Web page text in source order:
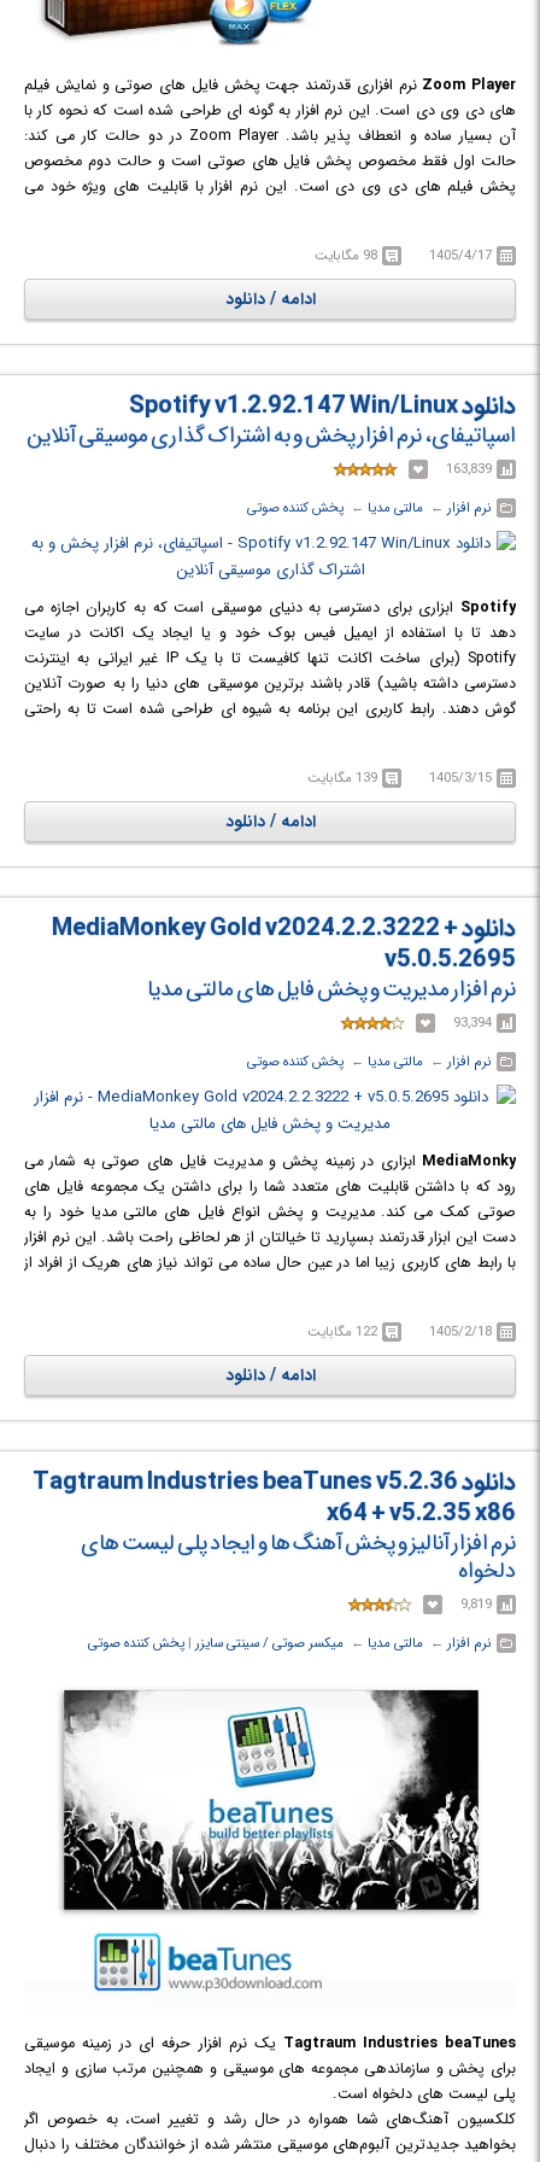
Zoom Player نرم افزاری قدرتمند جهت پخش فایل های صوتی و نمایش فیلم
های دی وی دی است. این نرم افزار به گونه ای طراحی شده است که نحوه کار با
آن بسیار ساده و انعطاف پذیر باشد. Zoom Player در دو حالت کار می کند:
حالت اول فقط مخصوص پخش فایل های صوتی است و حالت دوم مخصوص
پخش فیلم های دی وی دی است. این نرم افزار با قابلیت های ویژه خود می
این نرم افزار تقریباً از تمامی فرمت های رایج صوتی و تصویری پشتیبانی می کند:
AVI, Matroska (MKV), QuickTime (MOV), Cellphone 3GPP (3GP), Flash
(SWF), RealMedia (RA/RM/RMVB/RAM), Windows Media Format
(ASF/WMV/WMA including DRM with WMV Professional version), OGG
(DIVX/XVID/ISO), VP3-VP6, MPEG Layer 3 (MP3), Vorbis Audio (OGG),
Dolby Digital (AC3), Advanced Audio Coding (AAC), MusePack Audio
(MPC), FLAC Audio (FLAC), OptimFROG Audio, Monkey Audio (APE),
Wave Audio (WAV), CD-Audio
1405/4/17 98 مگابایت
ادامه / دانلود
دانلود Spotify v1.2.92.147 Win/Linux
اسپاتیفای، نرم افزار پخش و به اشتراک گذاری موسیقی آنلاین
163,839
نرم افزار ← ‏ مالتی مدیا ← ‏ پخش کننده صوتی
Spotify ابزاری برای دسترسی به دنیای موسیقی است که به کاربران اجازه می
دهد تا با استفاده از ایمیل فیس بوک خود و یا ایجاد یک اکانت در سایت
Spotify (برای ساخت اکانت تنها کافیست تا با یک IP غیر ایرانی به اینترنت
دسترسی داشته باشید) قادر باشند برترین موسیقی های دنیا را به صورت آنلاین
گوش دهند. رابط کاربری این برنامه به شیوه ای طراحی شده است تا به راحتی
هایی از هنرمندان سرتاسر جهان است- را فراهم می کند. امکان گوش دادن به
استریم های آنلاین میلیون ها عنوان موسیقی، جستجوی پیشرفته (براساس نام
خواننده، آلبوم، سبک موسیقی و...)، به اشتراک گذاری و امکان دسته بندی آهنگ
ها در پلی لیست های دلخواه، تعدادی از برترین ویژگی های این نرم افزار
1405/3/15 139 مگابایت
ادامه / دانلود
دانلود MediaMonkey Gold v2024.2.2.3222 +
v5.0.5.2695
نرم افزار مدیریت و پخش فایل های مالتی مدیا
93,394
نرم افزار ← ‏ مالتی مدیا ← ‏ پخش کننده صوتی
MediaMonky ابزاری در زمینه پخش و مدیریت فایل های صوتی به شمار می
رود که با داشتن قابلیت های متعدد شما را برای داشتن یک مجموعه فایل های
صوتی کمک می کند. مدیریت و پخش انواع فایل های مالتی مدیا خود را به
دست این ابزار قدرتمند بسپارید تا خیالتان از هر لحاظی راحت باشد. این نرم افزار
با رابط های کاربری زیبا اما در عین حال ساده می تواند نیاز های هریک از افراد از
کیفیت ممکن صداها را برای کاربران به حرف در آورد.
1405/2/18 122 مگابایت
ادامه / دانلود
دانلود Tagtraum Industries beaTunes v5.2.36
x64 + v5.2.35 x86
نرم افزار آنالیز و پخش آهنگ ها و ایجاد پلی لیست های
دلخواه
9,819
نرم افزار ← ‏ مالتی مدیا ← ‏ میکسر صوتی / سینتی سایزر ‏| پخش کننده صوتی
Tagtraum Industries beaTunes یک نرم افزار حرفه ای در زمینه موسیقی
برای پخش و سازماندهی مجموعه های موسیقی و همچنین مرتب سازی و ایجاد
پلی لیست های دلخواه است.
کلکسیون آهنگ‌های شما همواره در حال رشد و تغییر است، به خصوص اگر
بخواهید جدید‌ترین آلبوم‌‌های موسیقی منتشر شده از خوانندگان مختلف را دنبال